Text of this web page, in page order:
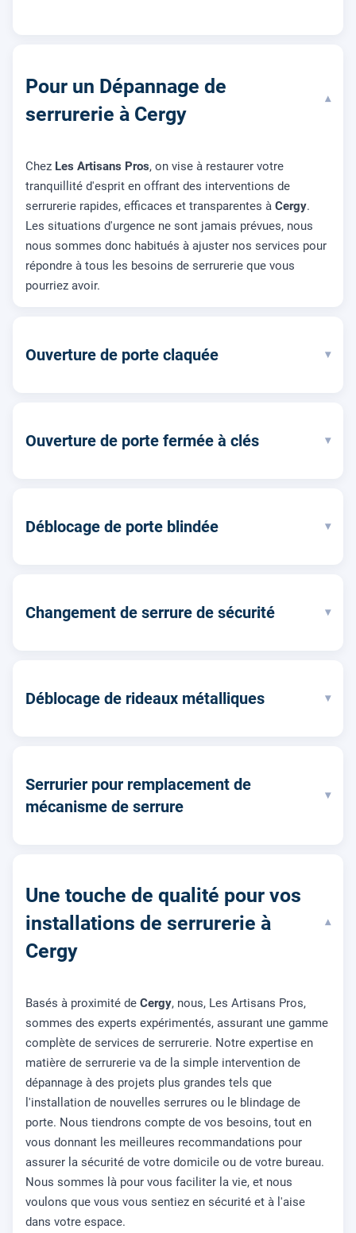
Pour un Dépannage de
serrurerie à Cergy
▾
Chez Les Artisans Pros, on vise à restaurer votre
tranquillité d'esprit en offrant des interventions de
serrurerie rapides, efficaces et transparentes à Cergy.
Les situations d'urgence ne sont jamais prévues, nous
nous sommes donc habitués à ajuster nos services pour
répondre à tous les besoins de serrurerie que vous
pourriez avoir.
Ouverture de porte claquée ▾
Ouverture de porte fermée à clés ▾
Déblocage de porte blindée ▾
Changement de serrure de sécurité ▾
Déblocage de rideaux métalliques ▾
Serrurier pour remplacement de
mécanisme de serrure
▾
Une touche de qualité pour vos
installations de serrurerie à
Cergy
▾
Basés à proximité de Cergy, nous, Les Artisans Pros,
sommes des experts expérimentés, assurant une gamme
complète de services de serrurerie. Notre expertise en
matière de serrurerie va de la simple intervention de
dépannage à des projets plus grandes tels que
l'installation de nouvelles serrures ou le blindage de
porte. Nous tiendrons compte de vos besoins, tout en
vous donnant les meilleures recommandations pour
assurer la sécurité de votre domicile ou de votre bureau.
Nous sommes là pour vous faciliter la vie, et nous
voulons que vous vous sentiez en sécurité et à l'aise
dans votre espace.